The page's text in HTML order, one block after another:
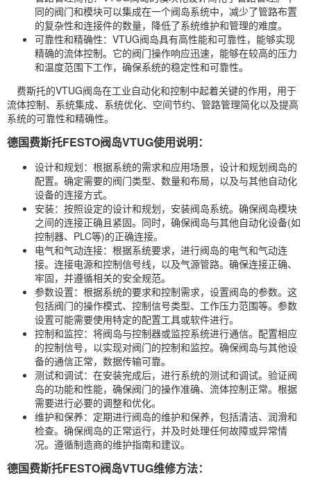
同的阀门和模块可以集成在一个阀岛系统中，减少了管路布置
的复杂性和连接件的数量，降低了系统维护和管理的难度。
可靠性和精确性：VTUG阀岛具有高性能和可靠性，能够实现
精确的流体控制。它的阀门操作响应迅速，能够在较高的压力
和温度范围下工作，确保系统的稳定性和可靠性。
费斯托的VTUG阀岛在工业自动化和控制中起着关键的作用，用于
流体控制、系统集成、系统优化、空间节约、管路管理简化以及提高
系统的可靠性和精确性。
德国费斯托FESTO阀岛VTUG使用说明：
设计和规划：根据系统的需求和应用场景，设计和规划阀岛的
配置。确定需要的阀门类型、数量和布局，以及与其他自动化
设备的连接方式。
安装：按照设定的设计和规划，安装阀岛系统。确保阀岛模块
之间的连接正确且紧固。同时，确保阀岛与其他自动化设备(如
控制器、PLC等)的正确连接。
电气和气动连接：根据系统要求，进行阀岛的电气和气动连
接。连接电源和控制信号线，以及气源管路。确保连接正确、
牢固，并遵循相关的安全规范。
参数设置：根据系统的要求和控制需求，设置阀岛的参数。这
包括阀门的操作模式、控制信号类型、工作压力范围等。参数
设置可能需要使用特定的配置工具或软件进行。
控制和监控：将阀岛与控制器或监控系统进行通信。配置相应
的控制信号，以实现对阀门的控制和监控。确保阀岛与其他设
备的通信正常，数据传输可靠。
测试和调试：在安装完成后，进行系统的测试和调试。验证阀
岛的功能和性能，确保阀门的操作准确、流体控制正常。根据
需要进行必要的调整和优化。
维护和保养：定期进行阀岛的维护和保养，包括清洁、润滑和
检查。确保阀岛的正常运行，并及时处理任何故障或异常情
况。遵循制造商的维护指南和建议。
德国费斯托FESTO阀岛VTUG维修方法：